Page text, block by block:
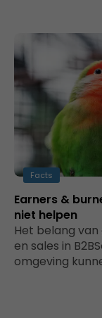
Facts
Earners &
niet helpen
Het belang
en sales in
omgeving